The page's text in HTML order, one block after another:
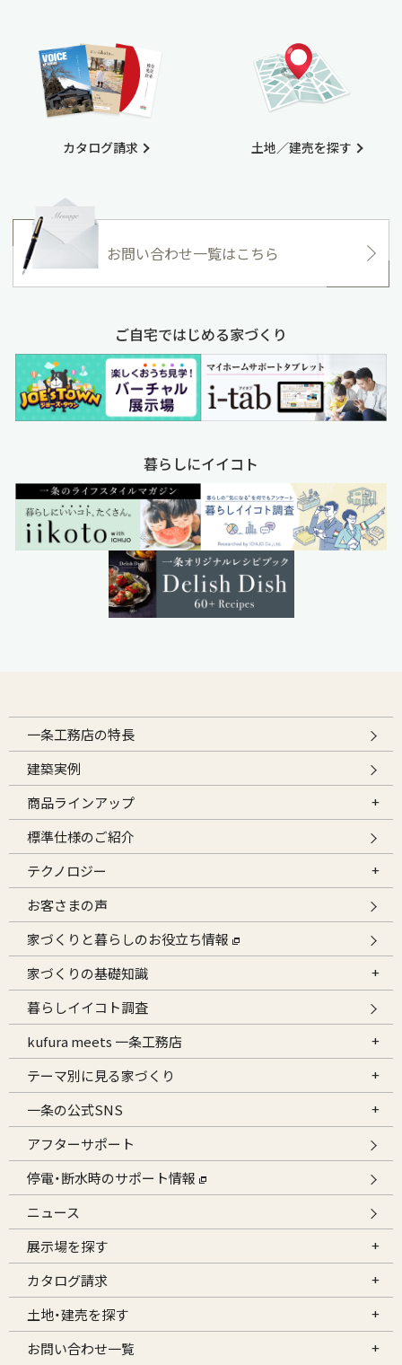
カタログ請求 土地／建売を探す
お問い合わせ一覧はこちら
ご自宅ではじめる家づくり
暮らしにイイコト
一条工務店の特長
建築実例
商品ラインアップ
標準仕様のご紹介
テクノロジー
お客さまの声
家づくりと暮らしのお役立ち情報
家づくりの基礎知識
暮らしイイコト調査
kufura meets 一条工務店
テーマ別に見る家づくり
一条の公式SNS
アフターサポート
停電・断水時のサポート情報
ニュース
展示場を探す
カタログ請求
土地・建売を探す
お問い合わせ一覧